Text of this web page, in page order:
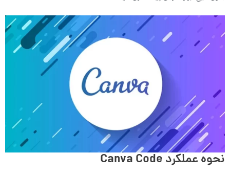
نحوه عملکرد Canva Code